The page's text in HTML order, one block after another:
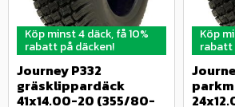
Köp minst 4 däck, få 10%
rabatt på däcken!
Journey P332
gräsklippardäck
41x14.00-20 (355/80-
Köp
rabatt